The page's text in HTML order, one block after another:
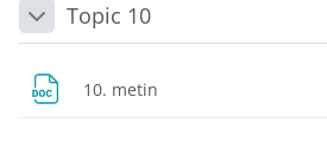
DaraltTopic 10
10. metin